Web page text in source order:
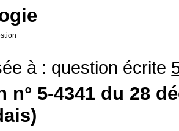
à : question écrite
n° 5-4341 du 28